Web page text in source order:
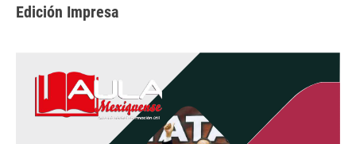
Edición Impresa